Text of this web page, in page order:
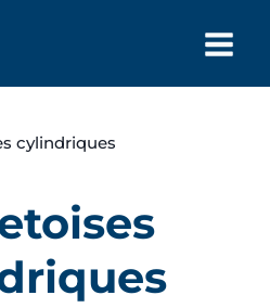
cylindriques